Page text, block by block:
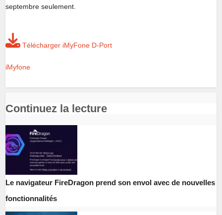
septembre seulement.
Télécharger iMyFone D-Port
iMyfone
Continuez la lecture
Le navigateur FireDragon prend son envol avec de nouvelles
fonctionnalités